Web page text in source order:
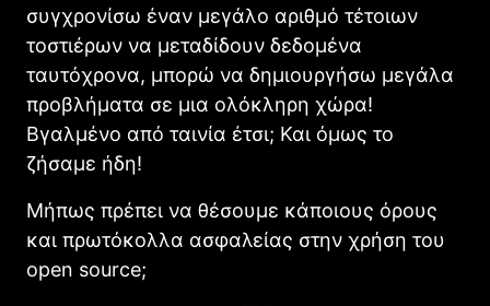
συγχρονίσω έναν μεγάλο αριθμό τέτοιων
τοστιέρων να μεταδίδουν δεδομένα
ταυτόχρονα, μπορώ να δημιουργήσω μεγάλα
προβλήματα σε μια ολόκληρη χώρα!
Βγαλμένο από ταινία έτσι; Και όμως το
ζήσαμε ήδη!
Μήπως πρέπει να θέσουμε κάποιους όρους
και πρωτόκολλα ασφαλείας στην χρήση του
open source;